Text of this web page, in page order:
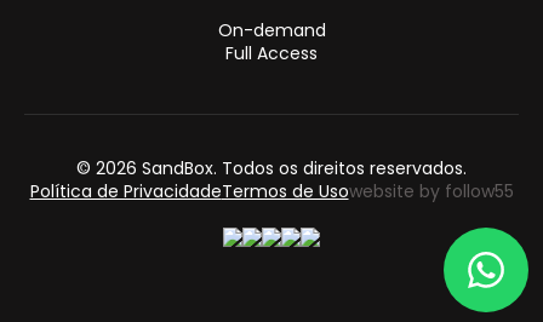
On-demand
Full Access
© 2026 SandBox. Todos os direitos reservados.
Política de PrivacidadeTermos de Usowebsite by follow55